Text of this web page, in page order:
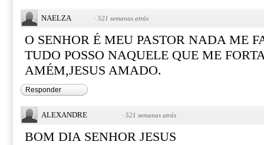
NAELZA · 521 semanas atrás
O SENHOR É MEU PASTOR NADA ME
TUDO POSSO NAQUELE QUE ME
AMÉM,JESUS AMADO.
Responder
ALEXANDRE · 521 semanas atrás
BOM DIA SENHOR JESUS